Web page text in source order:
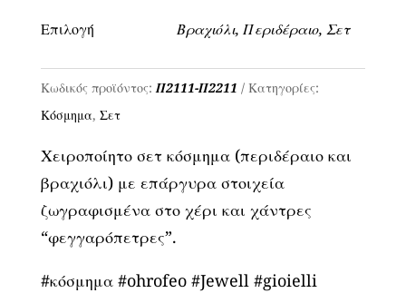
-
Κωδ.
Π2111-
Π2211
ποσότητα
Επιλογή Βραχιόλι, Περιδέραιο, Σετ
Κωδικός προϊόντος:Π2111-Π2211
Κατηγορίες:
Κόσμημα, Σετ
Χειροποίητο σετ κόσμημα (περιδέραιο και
βραχιόλι) με επάργυρα στοιχεία
ζωγραφισμένα στο χέρι και χάντρες
“φεγγαρόπετρες”.
#κόσμημα #ohrofeo #Jewell #gioielli